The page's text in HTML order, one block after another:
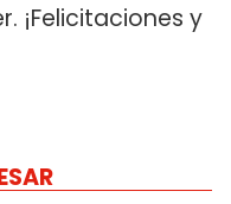
¡Felicitaciones y